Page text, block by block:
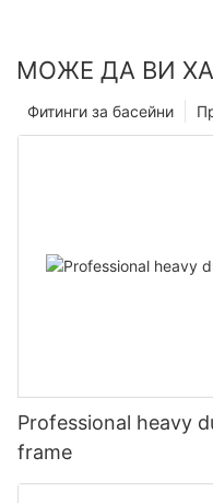
МОЖЕ ДА ВИ
Фитинги за басейни
Professional heavy
frame